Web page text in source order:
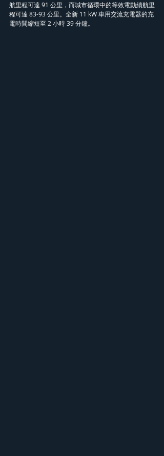
航里程可達 91 公里，而城市循環中的等效電動續航里
程可達 83-93 公里。全新 11 kW 車用交流充電器的充
電時間縮短至 2 小時 39 分鐘。